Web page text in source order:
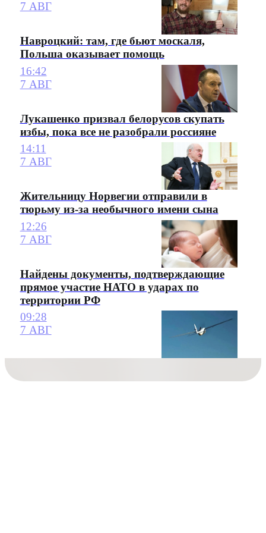
7 АВГ
Навроцкий: там, где бьют москаля,
Польша оказывает помощь
16:42
7 АВГ
Лукашенко призвал белорусов скупать
избы, пока все не разобрали россияне
14:11
7 АВГ
Жительницу Норвегии отправили в
тюрьму из-за необычного имени сына
12:26
7 АВГ
Найдены документы, подтверждающие
прямое участие НАТО в ударах по
территории РФ
09:28
7 АВГ